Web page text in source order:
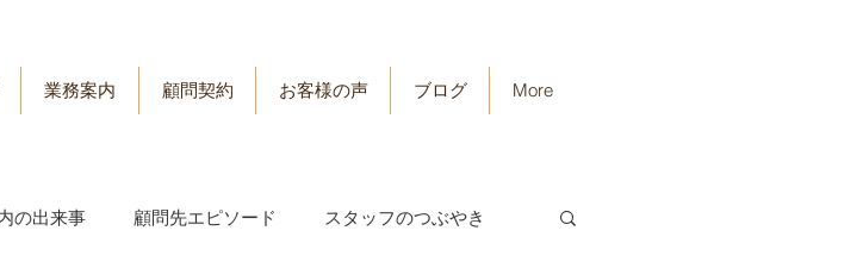
業務案内 顧問契約 お客様の声 ブログ More
の出来事 顧問先エピソード スタッフのつぶやき